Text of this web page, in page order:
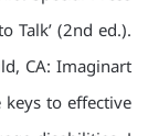
Talk’ (2nd ed.).
CA: Imaginart.
to effective